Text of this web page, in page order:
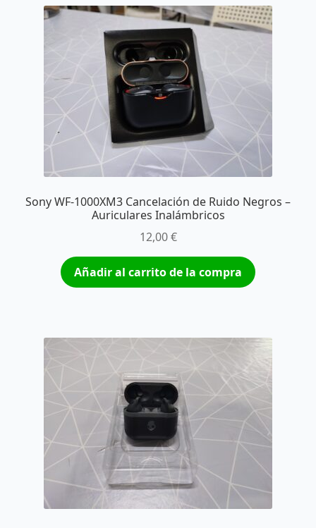
Sony WF-1000XM3 Cancelación de Ruido Negros –
Auriculares Inalámbricos
12,00€
Añadir al carrito de la compra